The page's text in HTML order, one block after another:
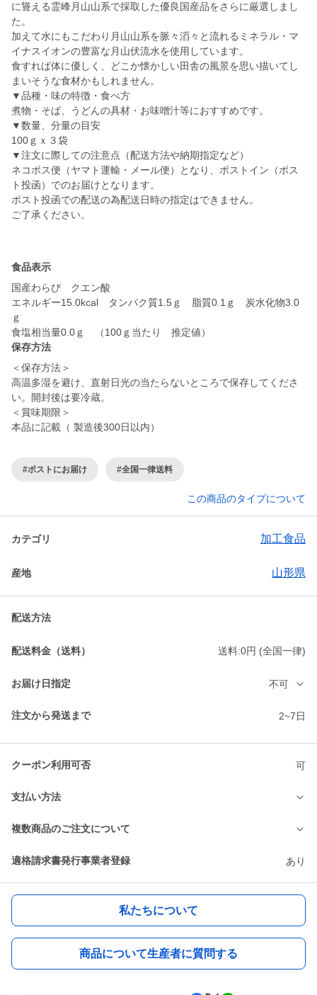
に聳える霊峰月山山系で採取した優良国産品をさらに厳選しまし
た。
加えて水にもこだわり月山山系を脈々滔々と流れるミネラル・マ
イナスイオンの豊富な月山伏流水を使用しています。
食すれば体に優しく、どこか懐かしい田舎の風景を思い描いてし
まいそうな食材かもしれません。
▼品種・味の特徴・食べ方
煮物・そば、うどんの具材・お味噌汁等におすすめです。
▼数量、分量の目安
100ｇｘ３袋
▼注文に際しての注意点（配送方法や納期指定など）
ネコポス便（ヤマト運輸・メール便）となり、ポストイン（ポス
ト投函）でのお届けとなります。
ポスト投函での配送の為配送日時の指定はできません。
ご了承ください。
食品表示
国産わらび クエン酸
エネルギー15.0kcal タンパク質1.5ｇ 脂質0.1ｇ 炭水化物3.0
ｇ
保存方法
＜保存方法＞
高温多湿を避け、直射日光の当たらないところで保存してくださ
い。開封後は要冷蔵。
＜賞味期限＞
#ポストにお届け #全国一律送料
この商品のタイプについて
カテゴリ 加工食品
産地 山形県
配送方法
配送料金（送料） 送料:0円 (全国一律)
お届け日指定 不可
注文から発送まで 2~7日
クーポン利用可否 可
支払い方法
複数商品のご注文について
適格請求書発行事業者登録 あり
私たちについて
商品について生産者に質問する